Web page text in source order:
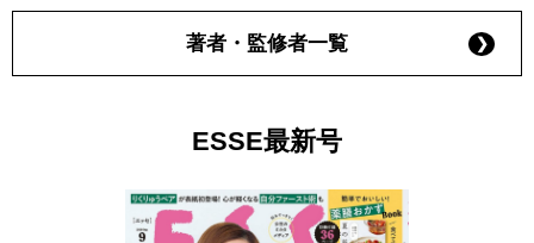
著者・監修者一覧
ESSE最新号